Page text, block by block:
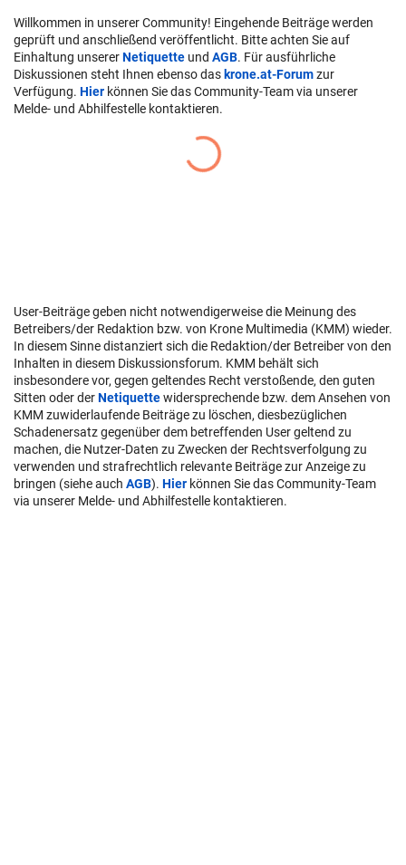
Willkommen in unserer Community! Eingehende Beiträge werden
geprüft und anschließend veröffentlicht. Bitte achten Sie auf
Einhaltung unsererNetiquette und AGB. Für ausführliche
Diskussionen steht Ihnen ebenso das krone.at-Forumzur
Verfügung. Hier können Sie das Community-Team via unserer
Melde- und Abhilfestelle kontaktieren.
User-Beiträge geben nicht notwendigerweise die Meinung des
Betreibers/der Redaktion bzw. von Krone Multimedia (KMM) wieder.
In diesem Sinne distanziert sich die Redaktion/der Betreiber von den
Inhalten in diesem Diskussionsforum. KMM behält sich
insbesondere vor, gegen geltendes Recht verstoßende, den guten
Sitten oder derNetiquettewidersprechende bzw. dem Ansehen von
KMM zuwiderlaufende Beiträge zu löschen, diesbezüglichen
Schadenersatz gegenüber dem betreffenden User geltend zu
machen, die Nutzer-Daten zu Zwecken der Rechtsverfolgung zu
verwenden und strafrechtlich relevante Beiträge zur Anzeige zu
bringen (siehe auch AGB). Hier können Sie das Community-Team
via unserer Melde- und Abhilfestelle kontaktieren.